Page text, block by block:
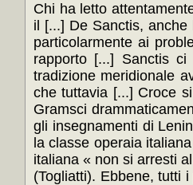
Chi ha letto
il [...] De Sanctis,
particolarmente ai
rapporto [...] Sanctis
tradizione meridionale
che tuttavia [...] Croce
Gramsci
gli insegnamenti di
la classe operaia
italiana « non si arresti
(Togliatti). Ebbene, tutti